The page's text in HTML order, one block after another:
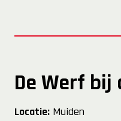
De Werf bij
Locatie: Muiden